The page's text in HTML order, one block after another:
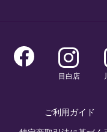
目白店
ご利用ガイド